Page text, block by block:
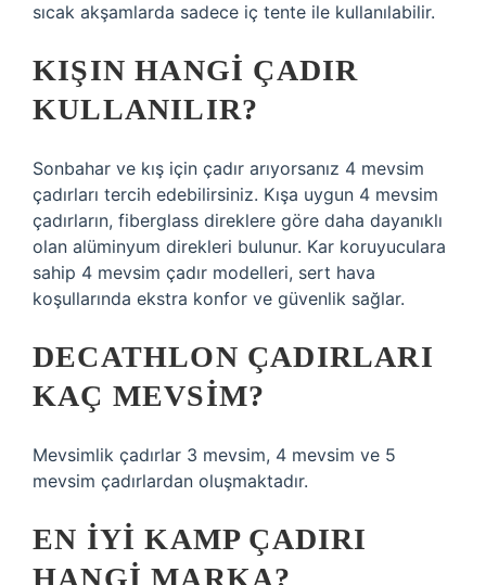
sıcak akşamlarda sadece iç tente ile kullanılabilir.
KIŞIN HANGI ÇADIR
KULLANILIR?
Sonbahar ve kış için çadır arıyorsanız 4 mevsim
çadırları tercih edebilirsiniz. Kışa uygun 4 mevsim
çadırların, fiberglass direklere göre daha dayanıklı
olan alüminyum direkleri bulunur. Kar koruyuculara
sahip 4 mevsim çadır modelleri, sert hava
koşullarında ekstra konfor ve güvenlik sağlar.
DECATHLON ÇADIRLARI
KAÇ MEVSIM?
Mevsimlik çadırlar 3 mevsim, 4 mevsim ve 5
mevsim çadırlardan oluşmaktadır.
EN IYI KAMP ÇADIRI
HANGI MARKA?